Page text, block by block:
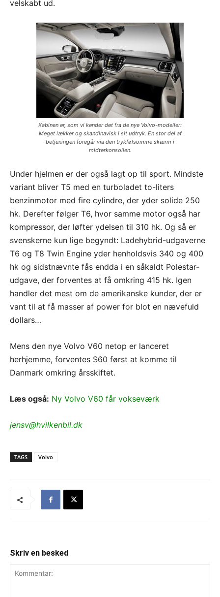
velskabt ud.
Kabinen er, som vi kender det fra de nye Volvo-modeller:
Meget lækker og skandinavisk i sit udtryk. En stor del af
betjeningen foregår via den trykfølsomme skærm i
midterkonsollen.
Under hjelmen er der også lagt op til sport. Mindste
variant bliver T5 med en turboladet to-liters
benzinmotor med fire cylindre, der yder solide 250
hk. Derefter følger T6, hvor samme motor også har
kompressor, der løfter ydelsen til 310 hk. Og så er
svenskerne kun lige begyndt: Ladehybrid-udgaverne
T6 og T8 Twin Engine yder henholdsvis 340 og 400
hk og sidstnævnte fås endda i en såkaldt Polestar-
udgave, der forventes at få omkring 415 hk. Igen
handler det mest om de amerikanske kunder, der er
vant til at få masser af power for blot en nævefuld
dollars…
Mens den nye Volvo V60 netop er lanceret
herhjemme, forventes S60 først at komme til
Danmark omkring årsskiftet.
Læs også: Ny Volvo V60 får vokseværk
jensv@hvilkenbil.dk
TAGS Volvo
Skriv en besked